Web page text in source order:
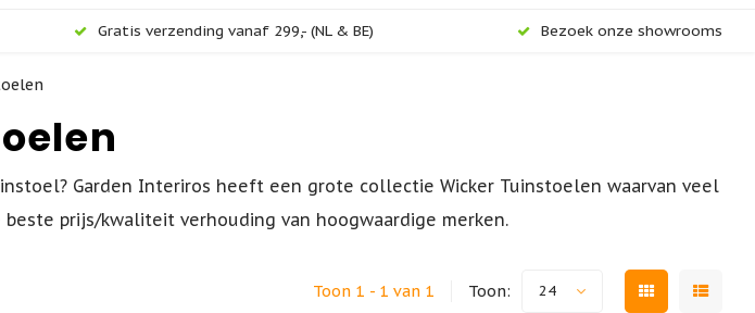
Gratis verzending vanaf 299,- (NL & BE) Bezoek onze showrooms
Garden Interiros heeft een grote collectie Wicker Tuinstoelen waarvan veel
prijs/kwaliteit verhouding van hoogwaardige merken.
Toon 1 - 1 van 1 Toon: 24